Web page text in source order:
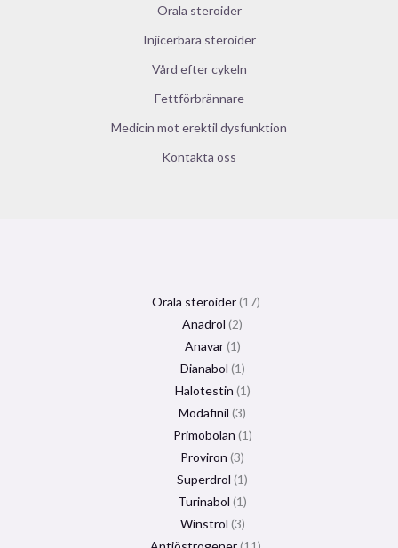
Orala steroider
Injicerbara steroider
Vård efter cykeln
Fettförbrännare
Medicin mot erektil dysfunktion
Kontakta oss
Orala steroider 17
Anadrol 2
Anavar 1
Dianabol 1
Halotestin 1
Modafinil 3
Primobolan 1
Proviron 3
Superdrol 1
Turinabol 1
Winstrol 3